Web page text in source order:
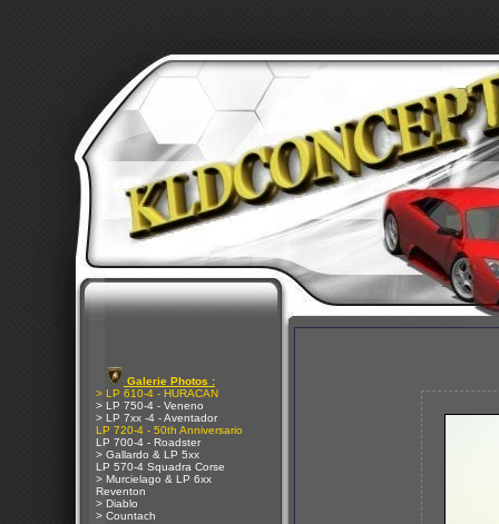
Galerie Photos :
> LP 610-4 - HURACAN
> LP 750-4 - Veneno
> LP 7xx -4 - Aventador
LP 720-4 - 50th Anniversario
LP 700-4 - Roadster
> Gallardo & LP 5xx
LP 570-4 Squadra Corse
> Murcielago & LP 6xx
Reventon
> Diablo
> Countach